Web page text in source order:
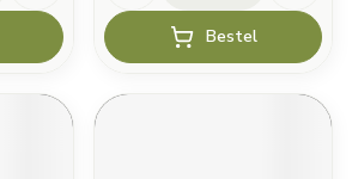
Bestel